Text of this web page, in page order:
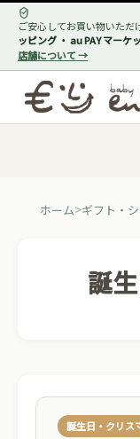
ご安心してお買い物いただ
ッピング ・ au PAY マーケ
店舗について →
ホーム ギフト・
誕
誕生日・クリス